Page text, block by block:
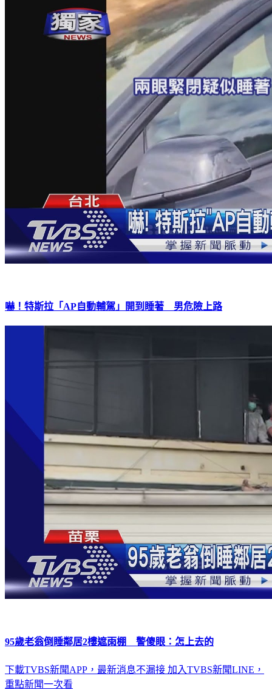
嚇！特斯拉「AP自動輔駕」開到睡著 男危險上路
95歲老翁倒睡鄰居2樓遮雨棚 警傻眼：怎上去的
下載TVBS新聞APP，最新消息不漏接 加入TVBS新聞LINE，
重點新聞一次看